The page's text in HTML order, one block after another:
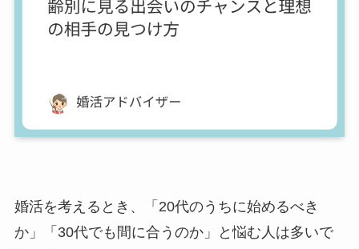
婚活を考えるとき、「20代のうちに始めるべき
か」「30代でも間に合うのか」と悩む人は多いで